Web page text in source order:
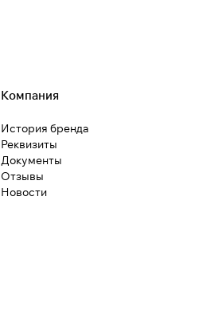
Компания
История бренда
Реквизиты
Документы
Отзывы
Новости